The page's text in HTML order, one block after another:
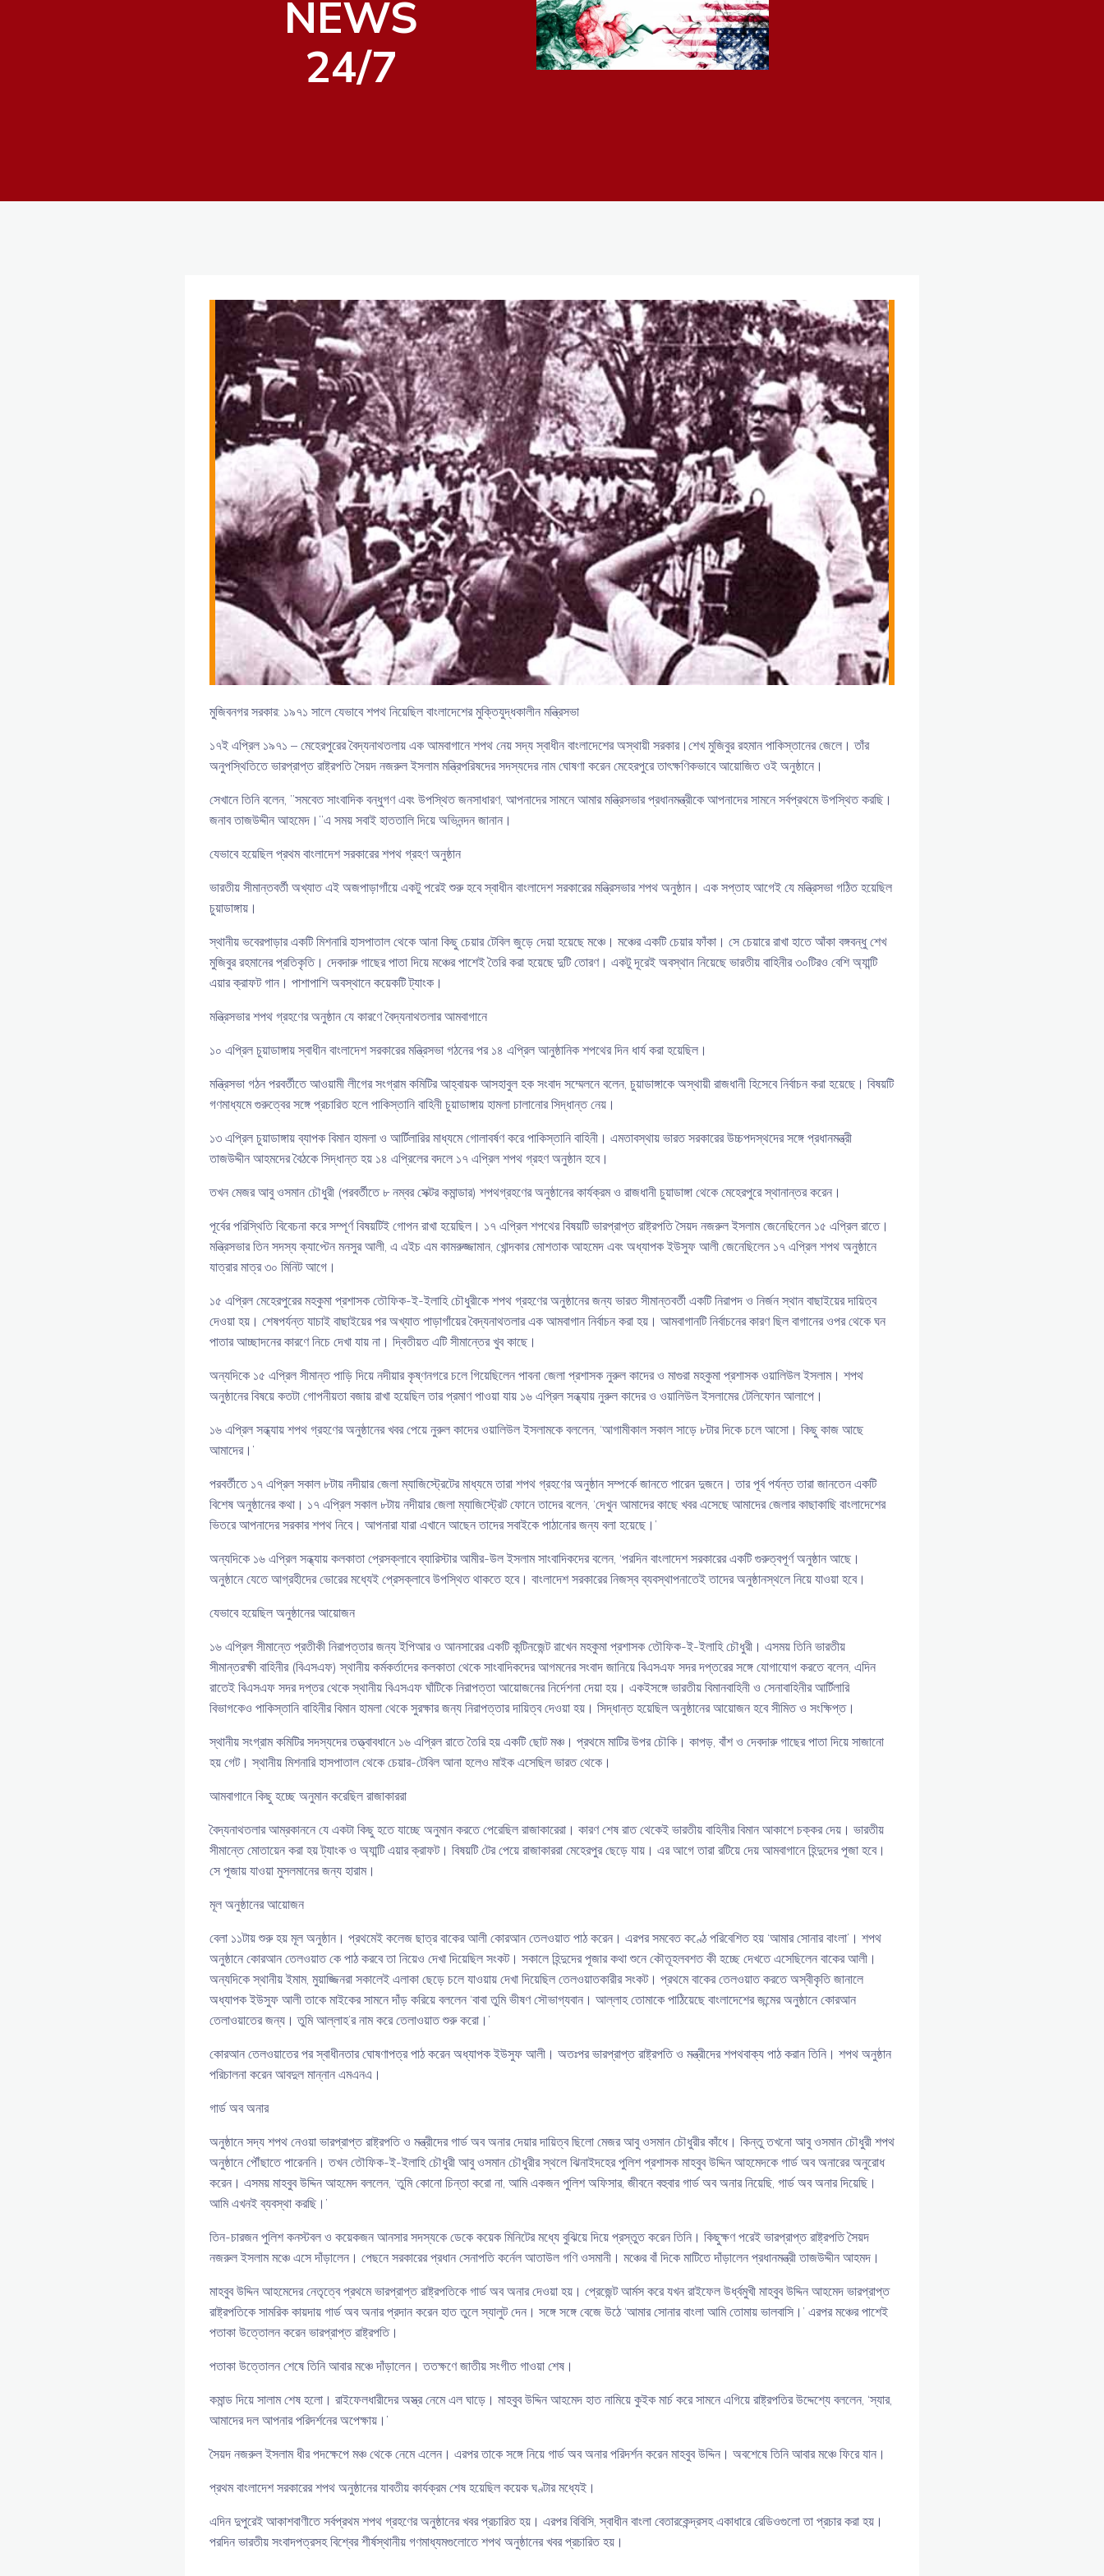
NEWS
24/7
মুজিবনগর সরকার: ১৯৭১ সালে যেভাবে শপথ নিয়েছিল বাংলাদেশের মুক্তিযুদ্ধকালীন মন্ত্রিসভা
১৭ই এপ্রিল ১৯৭১ – মেহেরপুরের বৈদ্যনাথতলায় এক আমবাগানে শপথ নেয় সদ্য স্বাধীন বাংলাদেশের অস্থায়ী সরকার।শেখ মুজিবুর রহমান পাকিস্তানের জেলে। তাঁর
অনুপস্থিতিতে ভারপ্রাপ্ত রাষ্ট্রপতি সৈয়দ নজরুল ইসলাম মন্ত্রিপরিষদের সদস্যদের নাম ঘোষণা করেন মেহেরপুরে তাৎক্ষণিকভাবে আয়োজিত ওই অনুষ্ঠানে।
সেখানে তিনি বলেন, ”সমবেত সাংবাদিক বন্ধুগণ এবং উপস্থিত জনসাধারণ, আপনাদের সামনে আমার মন্ত্রিসভার প্রধানমন্ত্রীকে আপনাদের সামনে সর্বপ্রথমে উপস্থিত করছি।
জনাব তাজউদ্দীন আহমেদ।”এ সময় সবাই হাততালি দিয়ে অভিনন্দন জানান।
যেভাবে হয়েছিল প্রথম বাংলাদেশ সরকারের শপথ গ্রহণ অনুষ্ঠান
ভারতীয় সীমান্তবর্তী অখ্যাত এই অজপাড়াগাঁয়ে একটু পরেই শুরু হবে স্বাধীন বাংলাদেশ সরকারের মন্ত্রিসভার শপথ অনুষ্ঠান। এক সপ্তাহ আগেই যে মন্ত্রিসভা গঠিত হয়েছিল
চুয়াডাঙ্গায়।
স্থানীয় ভবেরপাড়ার একটি মিশনারি হাসপাতাল থেকে আনা কিছু চেয়ার টেবিল জুড়ে দেয়া হয়েছে মঞ্চে। মঞ্চের একটি চেয়ার ফাঁকা। সে চেয়ারে রাখা হাতে আঁকা বঙ্গবন্ধু শেখ
মুজিবুর রহমানের প্রতিকৃতি। দেবদারু গাছের পাতা দিয়ে মঞ্চের পাশেই তৈরি করা হয়েছে দুটি তোরণ। একটু দূরেই অবস্থান নিয়েছে ভারতীয় বাহিনীর ৩০টিরও বেশি অ্যান্টি
এয়ার ক্রাফট গান। পাশাপাশি অবস্থানে কয়েকটি ট্যাংক।
মন্ত্রিসভার শপথ গ্রহণের অনুষ্ঠান যে কারণে বৈদ্যনাথতলার আমবাগানে
১০ এপ্রিল চুয়াডাঙ্গায় স্বাধীন বাংলাদেশ সরকারের মন্ত্রিসভা গঠনের পর ১৪ এপ্রিল আনুষ্ঠানিক শপথের দিন ধার্য করা হয়েছিল।
মন্ত্রিসভা গঠন পরবর্তীতে আওয়ামী লীগের সংগ্রাম কমিটির আহ্বায়ক আসহাবুল হক সংবাদ সম্মেলনে বলেন, চুয়াডাঙ্গাকে অস্থায়ী রাজধানী হিসেবে নির্বাচন করা হয়েছে। বিষয়টি
গণমাধ্যমে গুরুত্বের সঙ্গে প্রচারিত হলে পাকিস্তানি বাহিনী চুয়াডাঙ্গায় হামলা চালানোর সিদ্ধান্ত নেয়।
১৩ এপ্রিল চুয়াডাঙ্গায় ব্যাপক বিমান হামলা ও আর্টিলারির মাধ্যমে গোলাবর্ষণ করে পাকিস্তানি বাহিনী। এমতাবস্থায় ভারত সরকারের উচ্চপদস্থদের সঙ্গে প্রধানমন্ত্রী
তাজউদ্দীন আহমদের বৈঠকে সিদ্ধান্ত হয় ১৪ এপ্রিলের বদলে ১৭ এপ্রিল শপথ গ্রহণ অনুষ্ঠান হবে।
তখন মেজর আবু ওসমান চৌধুরী (পরবর্তীতে ৮ নম্বর সেক্টর কমান্ডার) শপথগ্রহণের অনুষ্ঠানের কার্যক্রম ও রাজধানী চুয়াডাঙ্গা থেকে মেহেরপুরে স্থানান্তর করেন।
পূর্বের পরিস্থিতি বিবেচনা করে সম্পূর্ণ বিষয়টিই গোপন রাখা হয়েছিল। ১৭ এপ্রিল শপথের বিষয়টি ভারপ্রাপ্ত রাষ্ট্রপতি সৈয়দ নজরুল ইসলাম জেনেছিলেন ১৫ এপ্রিল রাতে।
মন্ত্রিসভার তিন সদস্য ক্যাপ্টেন মনসুর আলী, এ এইচ এম কামরুজ্জামান, খোন্দকার মোশতাক আহমেদ এবং অধ্যাপক ইউসুফ আলী জেনেছিলেন ১৭ এপ্রিল শপথ অনুষ্ঠানে
যাত্রার মাত্র ৩০ মিনিট আগে।
১৫ এপ্রিল মেহেরপুরের মহকুমা প্রশাসক তৌফিক-ই-ইলাহি চৌধুরীকে শপথ গ্রহণের অনুষ্ঠানের জন্য ভারত সীমান্তবর্তী একটি নিরাপদ ও নির্জন স্থান বাছাইয়ের দায়িত্ব
দেওয়া হয়। শেষপর্যন্ত যাচাই বাছাইয়ের পর অখ্যাত পাড়াগাঁয়ের বৈদ্যনাথতলার এক আমবাগান নির্বাচন করা হয়। আমবাগানটি নির্বাচনের কারণ ছিল বাগানের ওপর থেকে ঘন
পাতার আচ্ছাদনের কারণে নিচে দেখা যায় না। দ্বিতীয়ত এটি সীমান্তের খুব কাছে।
অন্যদিকে ১৫ এপ্রিল সীমান্ত পাড়ি দিয়ে নদীয়ার কৃষ্ণনগরে চলে গিয়েছিলেন পাবনা জেলা প্রশাসক নুরুল কাদের ও মাগুরা মহকুমা প্রশাসক ওয়ালিউল ইসলাম। শপথ
অনুষ্ঠানের বিষয়ে কতটা গোপনীয়তা বজায় রাখা হয়েছিল তার প্রমাণ পাওয়া যায় ১৬ এপ্রিল সন্ধ্যায় নুরুল কাদের ও ওয়ালিউল ইসলামের টেলিফোন আলাপে।
১৬ এপ্রিল সন্ধ্যায় শপথ গ্রহণের অনুষ্ঠানের খবর পেয়ে নুরুল কাদের ওয়ালিউল ইসলামকে বললেন, ‘আগামীকাল সকাল সাড়ে ৮টার দিকে চলে আসো। কিছু কাজ আছে
আমাদের।’
পরবর্তীতে ১৭ এপ্রিল সকাল ৮টায় নদীয়ার জেলা ম্যাজিস্ট্রেটের মাধ্যমে তারা শপথ গ্রহণের অনুষ্ঠান সম্পর্কে জানতে পারেন দুজনে। তার পূর্ব পর্যন্ত তারা জানতেন একটি
বিশেষ অনুষ্ঠানের কথা। ১৭ এপ্রিল সকাল ৮টায় নদীয়ার জেলা ম্যাজিস্ট্রেট ফোনে তাদের বলেন, ‘দেখুন আমাদের কাছে খবর এসেছে আমাদের জেলার কাছাকাছি বাংলাদেশের
ভিতরে আপনাদের সরকার শপথ নিবে। আপনারা যারা এখানে আছেন তাদের সবাইকে পাঠানোর জন্য বলা হয়েছে।’
অন্যদিকে ১৬ এপ্রিল সন্ধ্যায় কলকাতা প্রেসক্লাবে ব্যারিস্টার আমীর-উল ইসলাম সাংবাদিকদের বলেন, ‘পরদিন বাংলাদেশ সরকারের একটি গুরুত্বপূর্ণ অনুষ্ঠান আছে।
অনুষ্ঠানে যেতে আগ্রহীদের ভোরের মধ্যেই প্রেসক্লাবে উপস্থিত থাকতে হবে। বাংলাদেশ সরকারের নিজস্ব ব্যবস্থাপনাতেই তাদের অনুষ্ঠানস্থলে নিয়ে যাওয়া হবে।
যেভাবে হয়েছিল অনুষ্ঠানের আয়োজন
১৬ এপ্রিল সীমান্তে প্রতীকী নিরাপত্তার জন্য ইপিআর ও আনসারের একটি কন্টিনজেন্ট রাখেন মহকুমা প্রশাসক তৌফিক-ই-ইলাহি চৌধুরী। এসময় তিনি ভারতীয়
সীমান্তরক্ষী বাহিনীর (বিএসএফ) স্থানীয় কর্মকর্তাদের কলকাতা থেকে সাংবাদিকদের আগমনের সংবাদ জানিয়ে বিএসএফ সদর দপ্তরের সঙ্গে যোগাযোগ করতে বলেন, এদিন
রাতেই বিএসএফ সদর দপ্তর থেকে স্থানীয় বিএসএফ ঘাঁটিকে নিরাপত্তা আয়োজনের নির্দেশনা দেয়া হয়। একইসঙ্গে ভারতীয় বিমানবাহিনী ও সেনাবাহিনীর আর্টিলারি
বিভাগকেও পাকিস্তানি বাহিনীর বিমান হামলা থেকে সুরক্ষার জন্য নিরাপত্তার দায়িত্ব দেওয়া হয়। সিদ্ধান্ত হয়েছিল অনুষ্ঠানের আয়োজন হবে সীমিত ও সংক্ষিপ্ত।
স্থানীয় সংগ্রাম কমিটির সদস্যদের তত্ত্বাবধানে ১৬ এপ্রিল রাতে তৈরি হয় একটি ছোট মঞ্চ। প্রথমে মাটির উপর চৌকি। কাপড়, বাঁশ ও দেবদারু গাছের পাতা দিয়ে সাজানো
হয় গেট। স্থানীয় মিশনারি হাসপাতাল থেকে চেয়ার-টেবিল আনা হলেও মাইক এসেছিল ভারত থেকে।
আমবাগানে কিছু হচ্ছে অনুমান করেছিল রাজাকাররা
বৈদ্যনাথতলার আম্রকাননে যে একটা কিছু হতে যাচ্ছে অনুমান করতে পেরেছিল রাজাকারেরা। কারণ শেষ রাত থেকেই ভারতীয় বাহিনীর বিমান আকাশে চক্কর দেয়। ভারতীয়
সীমান্তে মোতায়েন করা হয় ট্যাংক ও অ্যান্টি এয়ার ক্রাফট। বিষয়টি টের পেয়ে রাজাকাররা মেহেরপুর ছেড়ে যায়। এর আগে তারা রটিয়ে দেয় আমবাগানে হিন্দুদের পূজা হবে।
সে পূজায় যাওয়া মুসলমানের জন্য হারাম।
মূল অনুষ্ঠানের আয়োজন
বেলা ১১টায় শুরু হয় মূল অনুষ্ঠান। প্রথমেই কলেজ ছাত্র বাকের আলী কোরআন তেলওয়াত পাঠ করেন। এরপর সমবেত কণ্ঠে পরিবেশিত হয় ‘আমার সোনার বাংলা’। শপথ
অনুষ্ঠানে কোরআন তেলওয়াত কে পাঠ করবে তা নিয়েও দেখা দিয়েছিল সংকট। সকালে হিন্দুদের পূজার কথা শুনে কৌতূহলবশত কী হচ্ছে দেখতে এসেছিলেন বাকের আলী।
অন্যদিকে স্থানীয় ইমাম, মুয়াজ্জিনরা সকালেই এলাকা ছেড়ে চলে যাওয়ায় দেখা দিয়েছিল তেলওয়াতকারীর সংকট। প্রথমে বাকের তেলওয়াত করতে অস্বীকৃতি জানালে
অধ্যাপক ইউসুফ আলী তাকে মাইকের সামনে দাঁড় করিয়ে বললেন ‘বাবা তুমি ভীষণ সৌভাগ্যবান। আল্লাহ তোমাকে পাঠিয়েছে বাংলাদেশের জন্মের অনুষ্ঠানে কোরআন
তেলাওয়াতের জন্য। তুমি আল্লাহ’র নাম করে তেলাওয়াত শুরু করো।’
কোরআন তেলওয়াতের পর স্বাধীনতার ঘোষণাপত্র পাঠ করেন অধ্যাপক ইউসুফ আলী। অতঃপর ভারপ্রাপ্ত রাষ্ট্রপতি ও মন্ত্রীদের শপথবাক্য পাঠ করান তিনি। শপথ অনুষ্ঠান
পরিচালনা করেন আবদুল মান্নান এমএনএ।
গার্ড অব অনার
অনুষ্ঠানে সদ্য শপথ নেওয়া ভারপ্রাপ্ত রাষ্ট্রপতি ও মন্ত্রীদের গার্ড অব অনার দেয়ার দায়িত্ব ছিলো মেজর আবু ওসমান চৌধুরীর কাঁধে। কিন্তু তখনো আবু ওসমান চৌধুরী শপথ
অনুষ্ঠানে পৌঁছাতে পারেননি। তখন তৌফিক-ই-ইলাহি চৌধুরী আবু ওসমান চৌধুরীর স্থলে ঝিনাইদহের পুলিশ প্রশাসক মাহবুব উদ্দিন আহমেদকে গার্ড অব অনারের অনুরোধ
করেন। এসময় মাহবুব উদ্দিন আহমেদ বললেন, ‘তুমি কোনো চিন্তা করো না, আমি একজন পুলিশ অফিসার, জীবনে বহুবার গার্ড অব অনার নিয়েছি, গার্ড অব অনার দিয়েছি।
আমি এখনই ব্যবস্থা করছি।’
তিন-চারজন পুলিশ কনস্টবল ও কয়েকজন আনসার সদস্যকে ডেকে কয়েক মিনিটের মধ্যে বুঝিয়ে দিয়ে প্রস্তুত করেন তিনি। কিছুক্ষণ পরেই ভারপ্রাপ্ত রাষ্ট্রপতি সৈয়দ
নজরুল ইসলাম মঞ্চে এসে দাঁড়ালেন। পেছনে সরকারের প্রধান সেনাপতি কর্নেল আতাউল গণি ওসমানী। মঞ্চের বাঁ দিকে মাটিতে দাঁড়ালেন প্রধানমন্ত্রী তাজউদ্দীন আহমদ।
মাহবুব উদ্দিন আহমেদের নেতৃত্বে প্রথমে ভারপ্রাপ্ত রাষ্ট্রপতিকে গার্ড অব অনার দেওয়া হয়। প্রেজেন্ট আর্মস করে যখন রাইফেল উর্ধ্বমুখী মাহবুব উদ্দিন আহমেদ ভারপ্রাপ্ত
রাষ্ট্রপতিকে সামরিক কায়দায় গার্ড অব অনার প্রদান করেন হাত তুলে স্যালুট দেন। সঙ্গে সঙ্গে বেজে উঠে ‘আমার সোনার বাংলা আমি তোমায় ভালবাসি।’ এরপর মঞ্চের পাশেই
পতাকা উত্তোলন করেন ভারপ্রাপ্ত রাষ্ট্রপতি।
পতাকা উত্তোলন শেষে তিনি আবার মঞ্চে দাঁড়ালেন। ততক্ষণে জাতীয় সংগীত গাওয়া শেষ।
কমান্ড দিয়ে সালাম শেষ হলো। রাইফেলধারীদের অস্ত্র নেমে এল ঘাড়ে। মাহবুব উদ্দিন আহমেদ হাত নামিয়ে কুইক মার্চ করে সামনে এগিয়ে রাষ্ট্রপতির উদ্দেশ্যে বললেন, ‘স্যার,
আমাদের দল আপনার পরিদর্শনের অপেক্ষায়।’
সৈয়দ নজরুল ইসলাম ধীর পদক্ষেপে মঞ্চ থেকে নেমে এলেন। এরপর তাকে সঙ্গে নিয়ে গার্ড অব অনার পরিদর্শন করেন মাহবুব উদ্দিন। অবশেষে তিনি আবার মঞ্চে ফিরে যান।
প্রথম বাংলাদেশ সরকারের শপথ অনুষ্ঠানের যাবতীয় কার্যক্রম শেষ হয়েছিল কয়েক ঘণ্টার মধ্যেই।
এদিন দুপুরেই আকাশবাণীতে সর্বপ্রথম শপথ গ্রহণের অনুষ্ঠানের খবর প্রচারিত হয়। এরপর বিবিসি, স্বাধীন বাংলা বেতারকেন্দ্রসহ একাধারে রেডিওগুলো তা প্রচার করা হয়।
পরদিন ভারতীয় সংবাদপত্রসহ বিশ্বের শীর্ষস্থানীয় গণমাধ্যমগুলোতে শপথ অনুষ্ঠানের খবর প্রচারিত হয়।